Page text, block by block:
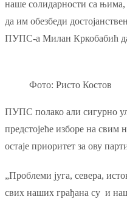
наше солидарности са
да им обезбеди
ПУПС-а Милан Кркобабић
Фото: Ристо Костов
ПУПС полако али сигурно
предстојеће изборе на свим
остаје приоритет за ову
„Проблеми југа, севера,
свих наших грађана су и